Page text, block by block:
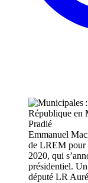
Emmanuel
de LREM pour
2020, qui
présidentiel.
député LR